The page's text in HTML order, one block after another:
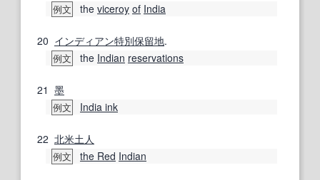
例文 the viceroy of India
20 インディアン特別保留地.
例文 the Indian reservations
21 墨
例文 India ink
22 北米土人
例文 the Red Indian